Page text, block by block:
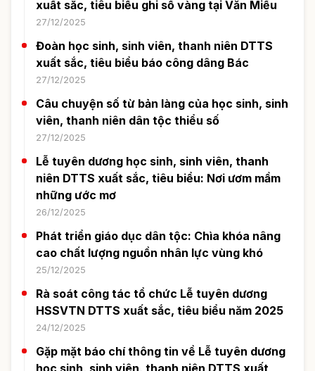
xuất sắc, tiêu biểu ghi sổ vàng tại Văn Miếu
27/12/2025
Đoàn học sinh, sinh viên, thanh niên DTTS
xuất sắc, tiêu biểu báo công dâng Bác
27/12/2025
Câu chuyện số từ bản làng của học sinh, sinh
viên, thanh niên dân tộc thiểu số
27/12/2025
Lễ tuyên dương học sinh, sinh viên, thanh
niên DTTS xuất sắc, tiêu biểu: Nơi ươm mầm
những ước mơ
26/12/2025
Phát triển giáo dục dân tộc: Chìa khóa nâng
cao chất lượng nguồn nhân lực vùng khó
25/12/2025
Rà soát công tác tổ chức Lễ tuyên dương
HSSVTN DTTS xuất sắc, tiêu biểu năm 2025
24/12/2025
Gặp mặt báo chí thông tin về Lễ tuyên dương